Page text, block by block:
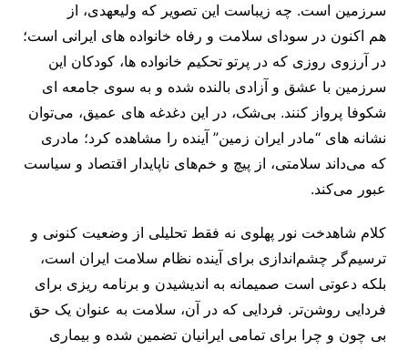
سرزمین است. چه زیباست این تصویر که ولیعهدی، از
هم ‌اکنون در سودای سلامت و رفاه خانواده ‌های ایرانی است؛
در آرزوی روزی که در پرتو تحکیم خانواده ‌ها، کودکان این
سرزمین با عشق و آزادی بالنده شده و به سوی جامعه ‌ای
شکوفا پرواز کنند. بی‌شک، در این دغدغه ‌های عمیق، می‌توان
نشانه ‌های “مادر ایران زمین” آینده را مشاهده کرد؛ مادری
که می‌داند سلامتی، از پیچ و خم‌های ناپایدار اقتصاد و سیاست
عبور می‌کند.
کلام شاهدخت نور پهلوی نه فقط تحلیلی از وضعیت کنونی و
ترسیم‌گر چشم‌اندازی برای آینده نظام سلامت ایران است،
بلکه دعوتی است صمیمانه به اندیشیدن و برنامه ‌ریزی برای
فردایی روشن‌تر. فردایی که در آن، سلامت به عنوان یک حق
بی ‌چون و چرا برای تمامی ایرانیان تضمین شده و بیماری